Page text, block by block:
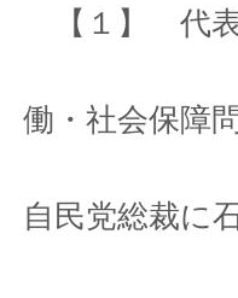
【１】 代
「石
働・社会保障問
自民党総裁に